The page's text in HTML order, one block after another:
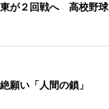
が２回戦へ 高校野球
願い「人間の鎖」